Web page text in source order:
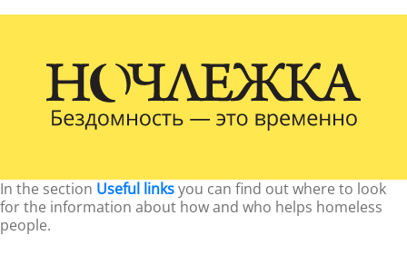
In the section Useful linksyou can find out where to look
for the information about how and who helps homeless
people.